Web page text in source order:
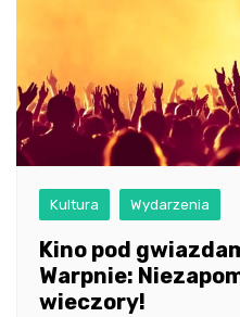
Kultura Wydarzenia
Kino pod
Warpnie:
wieczory!